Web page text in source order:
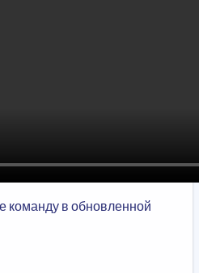
команду в обновленной